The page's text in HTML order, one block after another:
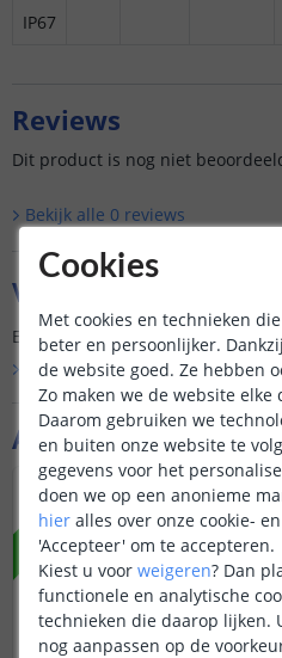
IP67
Aanvullende
NIEUW
Reviews
Dit product is nog niet
Bekijk alle 0 reviews
Vraag & antwoord
Er is nog geen vraag gesteld
Bekijk alle Vraag & antwoord
Cookies
Met cookies en technieken
beter en persoonlijker.
de website goed. Ze hebben
Zo maken we de website elke
Daarom gebruiken we
en buiten onze website te
gegevens voor het
doen we op een anonieme
hier alles over onze cookie-
'Accepteer' om te accepteren.
Kiest u voor weigeren? Dan
functionele en analytische
technieken die daarop lijken.
nog aanpassen op de